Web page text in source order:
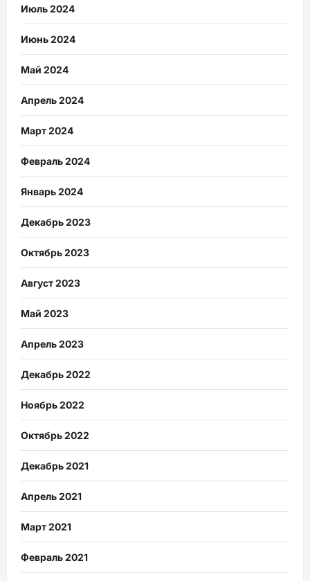
Июль 2024
Июнь 2024
Май 2024
Апрель 2024
Март 2024
Февраль 2024
Январь 2024
Декабрь 2023
Октябрь 2023
Август 2023
Май 2023
Апрель 2023
Декабрь 2022
Ноябрь 2022
Октябрь 2022
Декабрь 2021
Апрель 2021
Март 2021
Февраль 2021